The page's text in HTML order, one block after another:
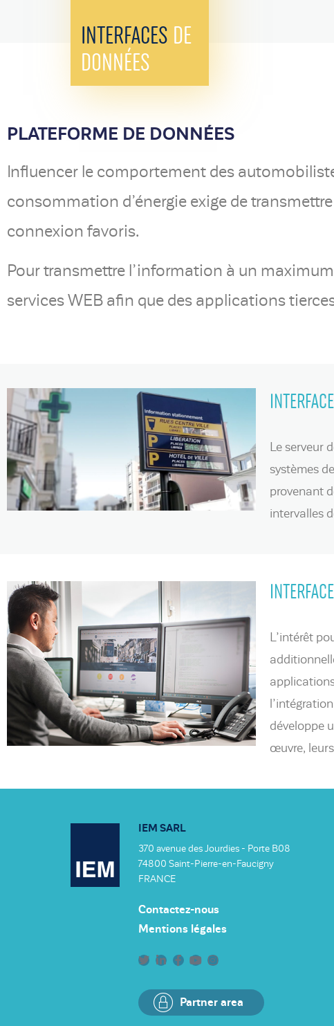
INTERFACES DE
DONNÉES
PLATEFORME DE DONNÉES
Influencer le comportement des
consommation d’énergie exige de
connexion favoris.
Pour transmettre l’information à un
services WEB afin que des applications
Le serveur
systèmes
provenant
intervalles
L’intérêt
développe
œuvre,
IEM SARL
370 avenue des Jourdies - Porte B08
74800 Saint-Pierre-en-Faucigny
FRANCE
Contactez-nous
Mentions légales
Partner area